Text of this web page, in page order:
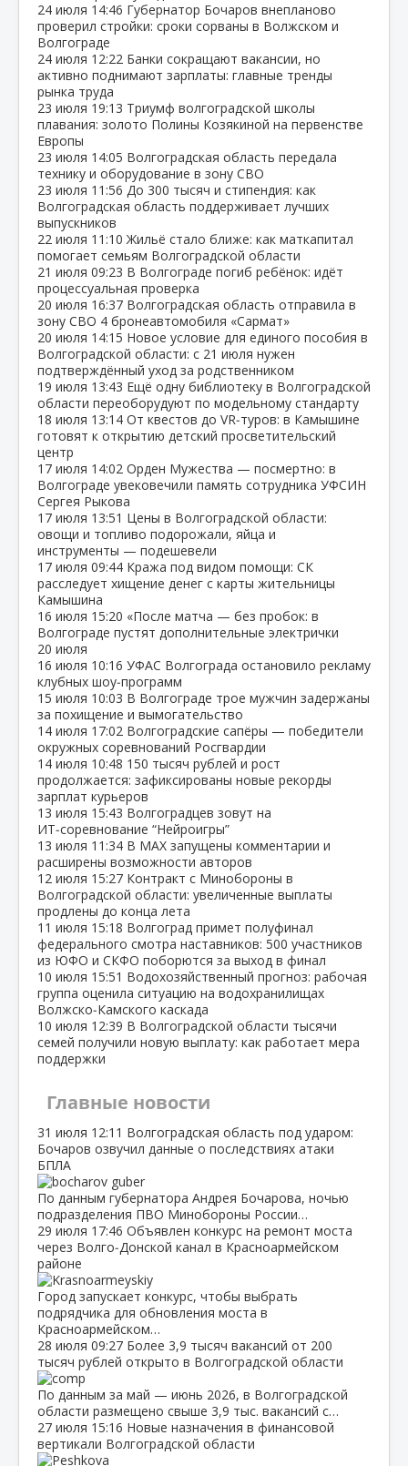
24 июля 14:46 Губернатор Бочаров внепланово
проверил стройки: сроки сорваны в Волжском и
Волгограде
24 июля 12:22 Банки сокращают вакансии, но
активно поднимают зарплаты: главные тренды
рынка труда
23 июля 19:13 Триумф волгоградской школы
плавания: золото Полины Козякиной на первенстве
Европы
23 июля 14:05 Волгоградская область передала
технику и оборудование в зону СВО
23 июля 11:56 До 300 тысяч и стипендия: как
Волгоградская область поддерживает лучших
выпускников
22 июля 11:10 Жильё стало ближе: как маткапитал
помогает семьям Волгоградской области
21 июля 09:23 В Волгограде погиб ребёнок: идёт
процессуальная проверка
20 июля 16:37 Волгоградская область отправила в
зону СВО 4 бронеавтомобиля «Сармат»
20 июля 14:15 Новое условие для единого пособия в
Волгоградской области: с 21 июля нужен
подтверждённый уход за родственником
19 июля 13:43 Ещё одну библиотеку в Волгоградской
области переоборудуют по модельному стандарту
18 июля 13:14 От квестов до VR‑туров: в Камышине
готовят к открытию детский просветительский
центр
17 июля 14:02 Орден Мужества — посмертно: в
Волгограде увековечили память сотрудника УФСИН
Сергея Рыкова
17 июля 13:51 Цены в Волгоградской области:
овощи и топливо подорожали, яйца и
инструменты — подешевели
17 июля 09:44 Кража под видом помощи: СК
расследует хищение денег с карты жительницы
Камышина
16 июля 15:20 «После матча — без пробок: в
Волгограде пустят дополнительные электрички
20 июля
16 июля 10:16 УФАС Волгограда остановило рекламу
клубных шоу‑программ
15 июля 10:03 В Волгограде трое мужчин задержаны
за похищение и вымогательство
14 июля 17:02 Волгоградские сапёры — победители
окружных соревнований Росгвардии
14 июля 10:48 150 тысяч рублей и рост
продолжается: зафиксированы новые рекорды
зарплат курьеров
13 июля 15:43 Волгоградцев зовут на
ИТ‑соревнование “Нейроигры”
13 июля 11:34 В МАХ запущены комментарии и
расширены возможности авторов
12 июля 15:27 Контракт с Минобороны в
Волгоградской области: увеличенные выплаты
продлены до конца лета
11 июля 15:18 Волгоград примет полуфинал
федерального смотра наставников: 500 участников
из ЮФО и СКФО поборются за выход в финал
10 июля 15:51 Водохозяйственный прогноз: рабочая
группа оценила ситуацию на водохранилищах
Волжско‑Камского каскада
10 июля 12:39 В Волгоградской области тысячи
семей получили новую выплату: как работает мера
поддержки
Главные новости
31 июля 12:11 Волгоградская область под ударом:
Бочаров озвучил данные о последствиях атаки
БПЛА
По данным губернатора Андрея Бочарова, ночью
подразделения ПВО Минобороны России…
29 июля 17:46 Объявлен конкурс на ремонт моста
через Волго‑Донской канал в Красноармейском
районе
Город запускает конкурс, чтобы выбрать
подрядчика для обновления моста в
Красноармейском…
28 июля 09:27 Более 3,9 тысяч вакансий от 200
тысяч рублей открыто в Волгоградской области
По данным за май — июнь 2026, в Волгоградской
области размещено свыше 3,9 тыс. вакансий с…
27 июля 15:16 Новые назначения в финансовой
вертикали Волгоградской области